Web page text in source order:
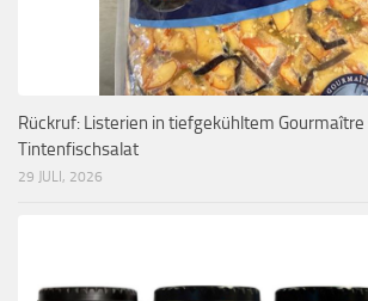
Rückruf: Listerien in tiefgekühltem Gourmaître
Tintenfischsalat
29 JULI, 2026